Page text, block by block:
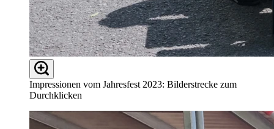
Impressionen vom Jahresfest 2023: Bilderstrecke zum
Durchklicken